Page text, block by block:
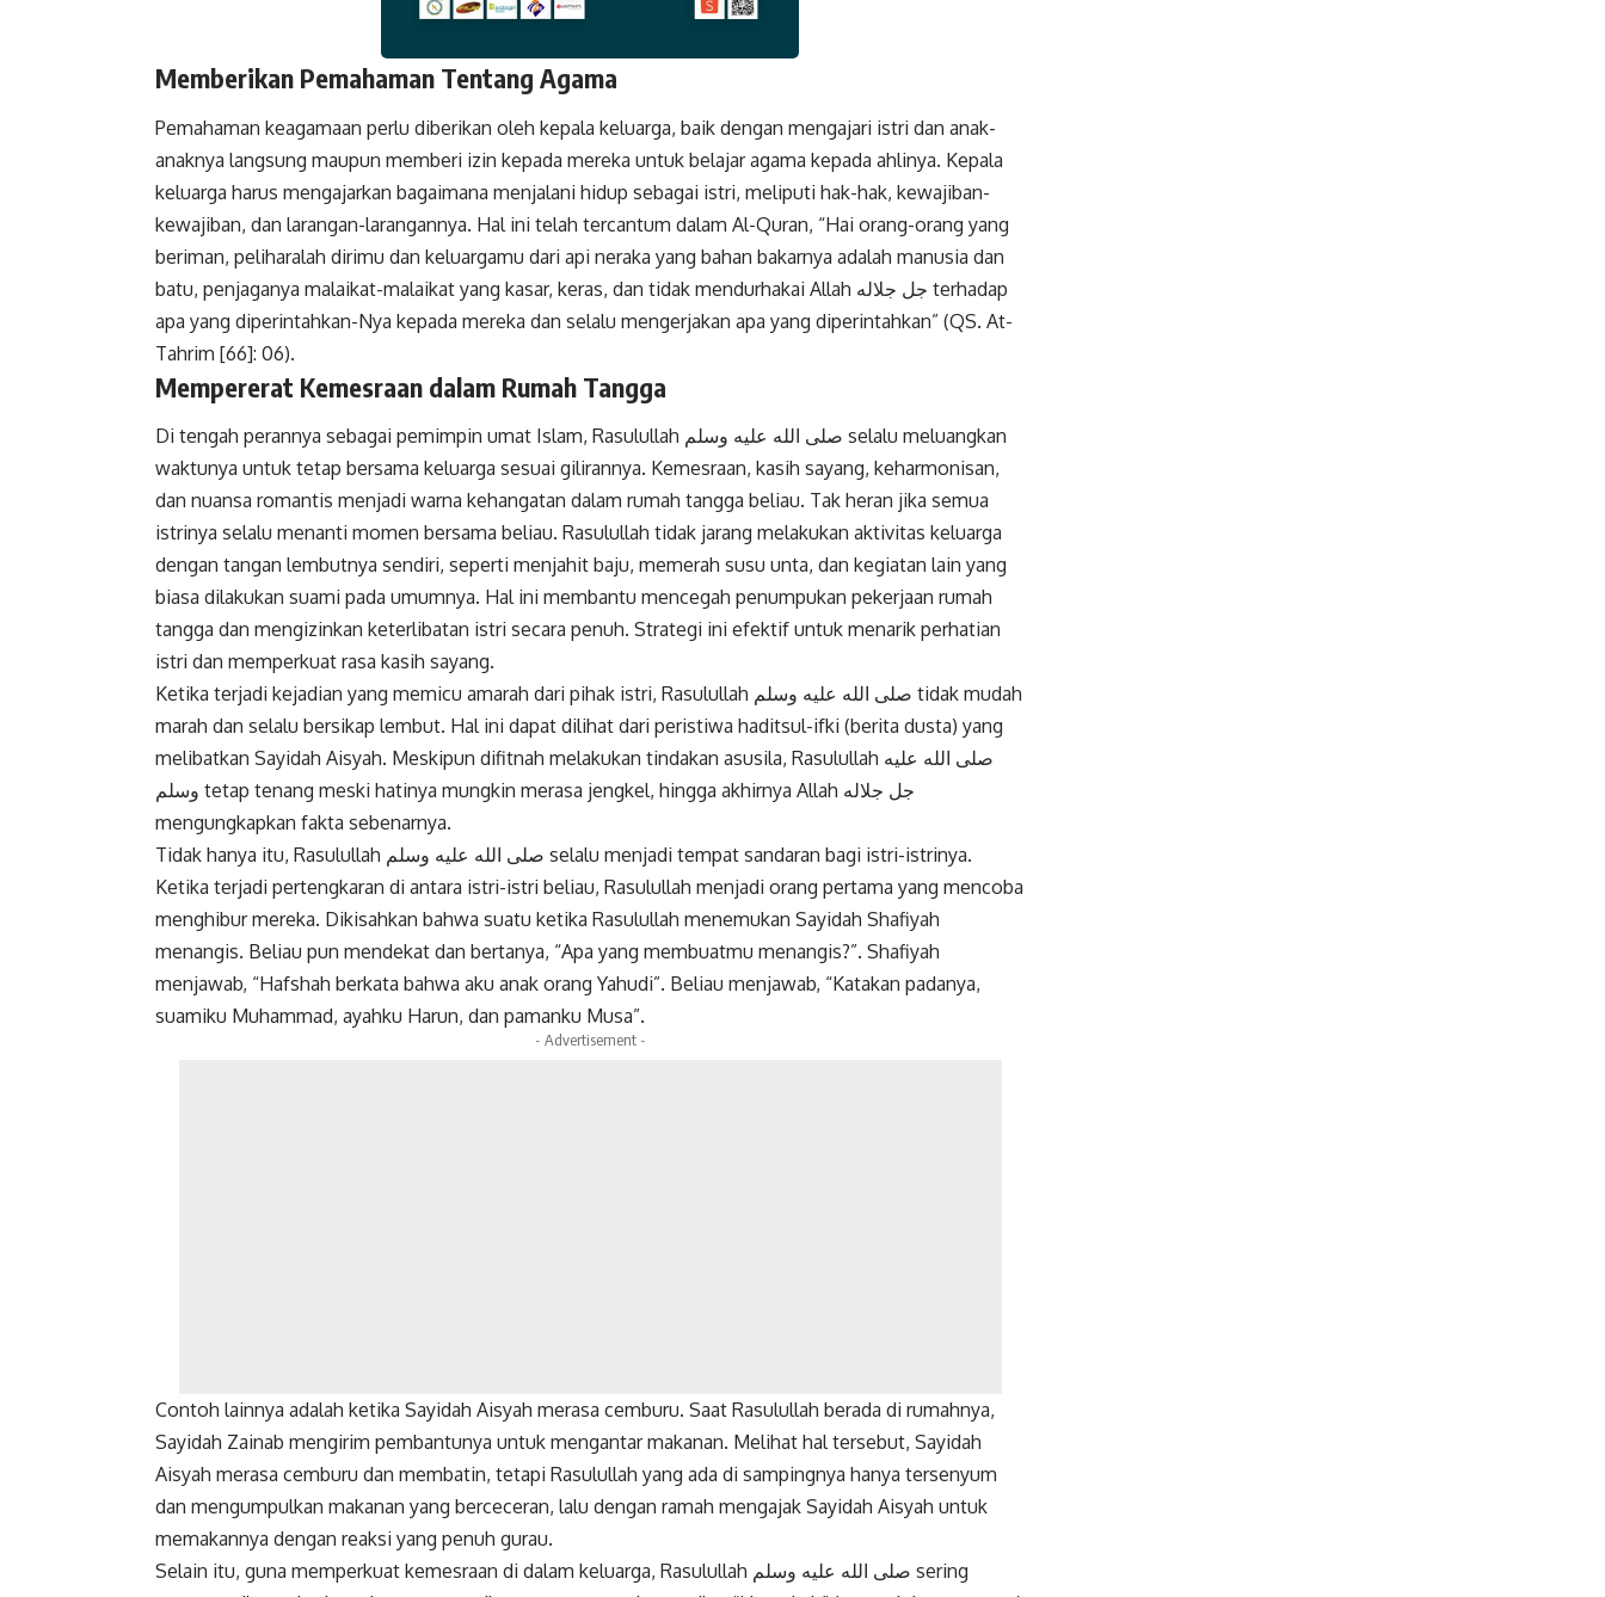
Memberikan Pemahaman Tentang Agama
Pemahaman keagamaan perlu diberikan oleh kepala keluarga, baik dengan mengajari istri dan anak-
anaknya langsung maupun memberi izin kepada mereka untuk belajar agama kepada ahlinya. Kepala
keluarga harus mengajarkan bagaimana menjalani hidup sebagai istri, meliputi hak-hak, kewajiban-
kewajiban, dan larangan-larangannya. Hal ini telah tercantum dalam Al-Quran, “Hai orang-orang yang
beriman, peliharalah dirimu dan keluargamu dari api neraka yang bahan bakarnya adalah manusia dan
batu, penjaganya malaikat-malaikat yang kasar, keras, dan tidak mendurhakai Allah جل جلاله terhadap
apa yang diperintahkan-Nya kepada mereka dan selalu mengerjakan apa yang diperintahkan” (QS. At-
Tahrim [66]: 06).
Mempererat Kemesraan dalam Rumah Tangga
Di tengah perannya sebagai pemimpin umat Islam, Rasulullah صلى الله عليه وسلم selalu meluangkan
waktunya untuk tetap bersama keluarga sesuai gilirannya. Kemesraan, kasih sayang, keharmonisan,
dan nuansa romantis menjadi warna kehangatan dalam rumah tangga beliau. Tak heran jika semua
istrinya selalu menanti momen bersama beliau. Rasulullah tidak jarang melakukan aktivitas keluarga
dengan tangan lembutnya sendiri, seperti menjahit baju, memerah susu unta, dan kegiatan lain yang
biasa dilakukan suami pada umumnya. Hal ini membantu mencegah penumpukan pekerjaan rumah
tangga dan mengizinkan keterlibatan istri secara penuh. Strategi ini efektif untuk menarik perhatian
istri dan memperkuat rasa kasih sayang.
Ketika terjadi kejadian yang memicu amarah dari pihak istri, Rasulullah صلى الله عليه وسلم tidak mudah
marah dan selalu bersikap lembut. Hal ini dapat dilihat dari peristiwa haditsul-ifki (berita dusta) yang
melibatkan Sayidah Aisyah. Meskipun difitnah melakukan tindakan asusila, Rasulullah صلى الله عليه
وسلم tetap tenang meski hatinya mungkin merasa jengkel, hingga akhirnya Allah جل جلاله
mengungkapkan fakta sebenarnya.
Tidak hanya itu, Rasulullah صلى الله عليه وسلم selalu menjadi tempat sandaran bagi istri-istrinya.
Ketika terjadi pertengkaran di antara istri-istri beliau, Rasulullah menjadi orang pertama yang mencoba
menghibur mereka. Dikisahkan bahwa suatu ketika Rasulullah menemukan Sayidah Shafiyah
menangis. Beliau pun mendekat dan bertanya, “Apa yang membuatmu menangis?”. Shafiyah
menjawab, “Hafshah berkata bahwa aku anak orang Yahudi”. Beliau menjawab, “Katakan padanya,
suamiku Muhammad, ayahku Harun, dan pamanku Musa”.
- Advertisement -
Contoh lainnya adalah ketika Sayidah Aisyah merasa cemburu. Saat Rasulullah berada di rumahnya,
Sayidah Zainab mengirim pembantunya untuk mengantar makanan. Melihat hal tersebut, Sayidah
Aisyah merasa cemburu dan membatin, tetapi Rasulullah yang ada di sampingnya hanya tersenyum
dan mengumpulkan makanan yang berceceran, lalu dengan ramah mengajak Sayidah Aisyah untuk
memakannya dengan reaksi yang penuh gurau.
Selain itu, guna memperkuat kemesraan di dalam keluarga, Rasulullah صلى الله عليه وسلم sering